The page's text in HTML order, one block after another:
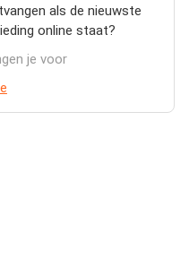
als de nieuwste
online staat?
je voor